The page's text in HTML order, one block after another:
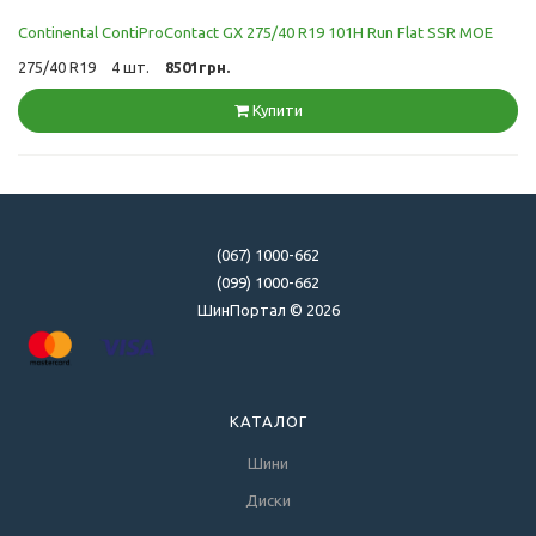
Continental ContiProContact GX 275/40 R19 101H Run Flat SSR MOE
275/40 R19 4 шт. 8501грн.
Купити
(067) 1000-662
(099) 1000-662
ШинПортал © 2026
КАТАЛОГ
Шини
Диски